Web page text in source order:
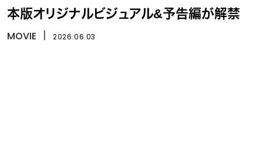
本版オリジナルビジュアル&予告編が解禁
MOVIE 2026.06.03